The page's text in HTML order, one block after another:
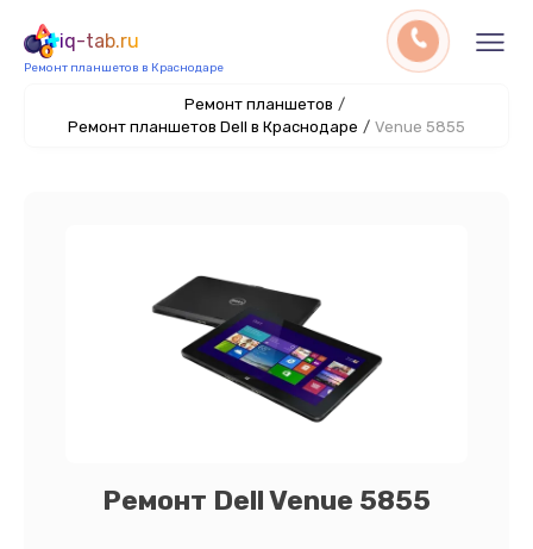
iq-tab.ru
Ремонт планшетов в Краснодаре
Ремонт планшетов /
Ремонт планшетов Dell в Краснодаре / Venue 5855
Ремонт Dell Venue 5855